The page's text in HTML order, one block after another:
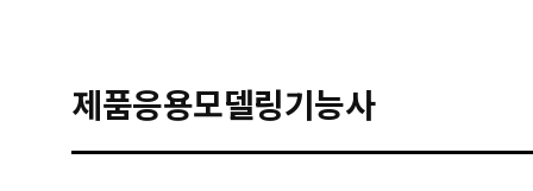
제품응용모델링기능사